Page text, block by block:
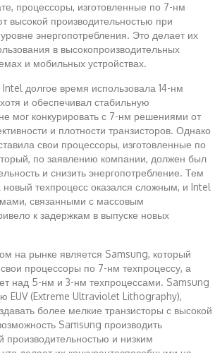
процессоры, изготовленные по 7-нм
высокой производительностью при
энергопотребления. Это делает их
в высокопроизводительных
и мобильных устройствах.
долгое время использовала 14-нм
и обеспечивал стабильную
мог конкурировать с 7-нм решениями от
и плотности транзисторов. Однако
свои процессоры, изготовленные по
по заявлению компании, должен был
и снизить энергопотребление. Тем
техпроцесс оказался сложным, и Intel
связанными с массовым
к задержкам в выпуске новых
на рынке является Samsung, который
процессоры по 7-нм техпроцессу, а
над 5-нм и 3-нм техпроцессами. Samsung
EUV (Extreme Ultraviolet Lithography),
более мелкие транзисторы с высокой
Samsung производить
производительностью и низким